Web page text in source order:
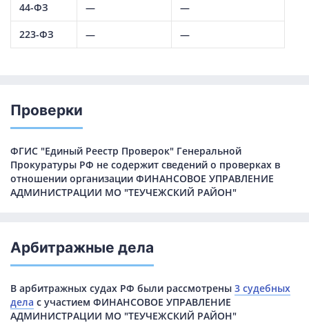
44-ФЗ — —
223-ФЗ — —
Проверки
ФГИС "Единый Реестр Проверок" Генеральной
Прокуратуры РФ не содержит сведений о проверках в
отношении организации ФИНАНСОВОЕ УПРАВЛЕНИЕ
АДМИНИСТРАЦИИ МО "ТЕУЧЕЖСКИЙ РАЙОН"
Арбитражные дела
В арбитражных судах РФ были рассмотрены 3 судебных
дела с участием ФИНАНСОВОЕ УПРАВЛЕНИЕ
АДМИНИСТРАЦИИ МО "ТЕУЧЕЖСКИЙ РАЙОН"